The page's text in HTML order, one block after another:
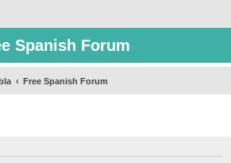
Spanish Forum
Free Spanish Forum